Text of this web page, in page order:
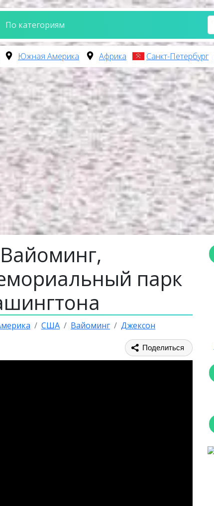
По категориям
Южная Америка Африка Санкт-Петербург
парк
США Вайоминг Джексон
Поделиться